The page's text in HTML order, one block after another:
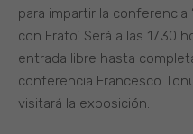
para impartir la conferencia
con Frato’. Será a las 17.30
entrada libre hasta
conferencia Francesco
visitará la exposición.